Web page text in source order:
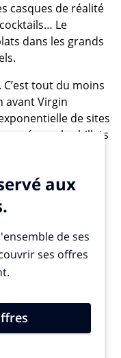
casques de réalité
Le
dans les grands
C’est tout du moins
avant Virgin
de sites
sur les billets
de voyage
l’échine.
plus volages
rendre chez un
vacances ?
anglais
la parade. Sa
ville située à 75
pour des
buvant un
les amateurs de